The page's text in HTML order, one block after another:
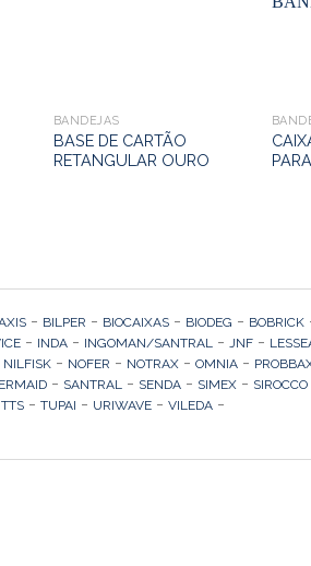
BANDEJAS
BASE DE CARTÃO
RETANGULAR OURO
- BILPER - BIOCAIXAS - BIODEG - BOBRICK
- INDA - INGOMAN/SANTRAL - JNF -
NILFISK - NOFER - NOTRAX - OMNIA -
- SANTRAL - SENDA - SIMEX - SIROCCO
TTS - TUPAI - URIWAVE - VILEDA -